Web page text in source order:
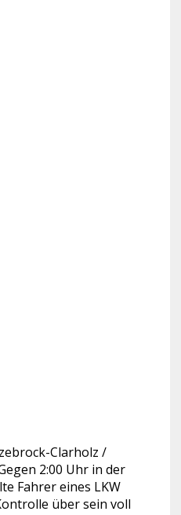
Clarholz /
2:00 Uhr in der
Fahrer eines LKW
über sein voll